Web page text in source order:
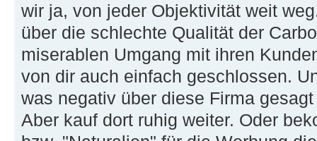
wir ja, von jeder Objektivität weit
über die schlechte Qualität der
miserablen Umgang mit ihren
von dir auch einfach geschlossen.
was negativ über diese Firma
Aber kauf dort ruhig weiter. Oder